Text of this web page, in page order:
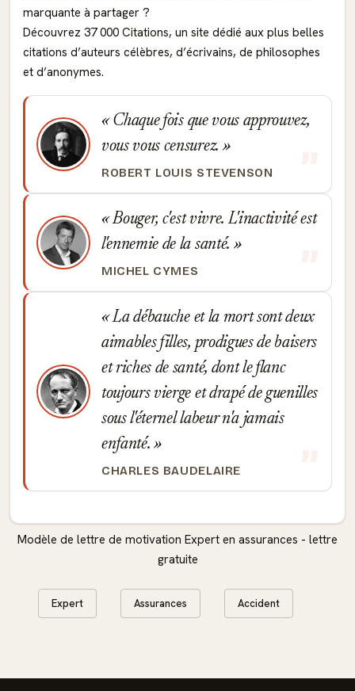
marquante à partager ?
Découvrez 37 000 Citations, un site dédié aux plus belles
citations d’auteurs célèbres, d’écrivains, de philosophes
et d’anonymes.
Chaque fois que vous approuvez,
vous vous censurez.
ROBERT LOUIS STEVENSON
Bouger, c'est vivre. L'inactivité est
l'ennemie de la santé.
MICHEL CYMES
La débauche et la mort sont deux
aimables filles, prodigues de baisers
et riches de santé, dont le flanc
toujours vierge et drapé de guenilles
sous l'éternel labeur n'a jamais
enfanté.
CHARLES BAUDELAIRE
Modèle de lettre de motivation Expert en assurances - lettre
gratuite
Expert Assurances Accident